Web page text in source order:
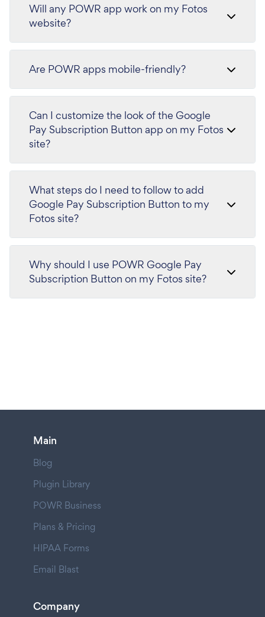
Will any POWR app work on my Fotos
website?
Are POWR apps mobile-friendly?
Can I customize the look of the Google
Pay Subscription Button app on my Fotos
site?
What steps do I need to follow to add
Google Pay Subscription Button to my
Fotos site?
Why should I use POWR Google Pay
Subscription Button on my Fotos site?
Main
Blog
Plugin Library
POWR Business
Plans & Pricing
HIPAA Forms
Email Blast
Company